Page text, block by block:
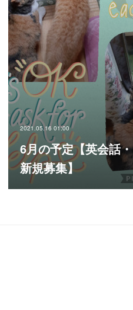
2021.05.16 01:00
6月の予定【英会話・
新規募集】